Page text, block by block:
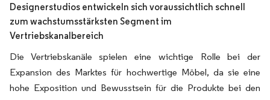
Designerstudios entwickeln sich voraussichtlich schnell
zum wachstumsstärksten Segment im
Vertriebskanalbereich
Die Vertriebskanäle spielen eine wichtige Rolle bei der
Expansion des Marktes für hochwertige Möbel, da sie eine
hohe Exposition und Bewusstsein für die Produkte bei den